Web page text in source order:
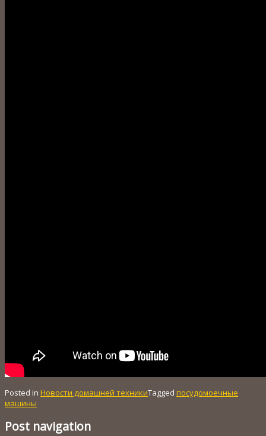
Posted in Новости домашней техникиTagged посудомоечные
машины
Post navigation